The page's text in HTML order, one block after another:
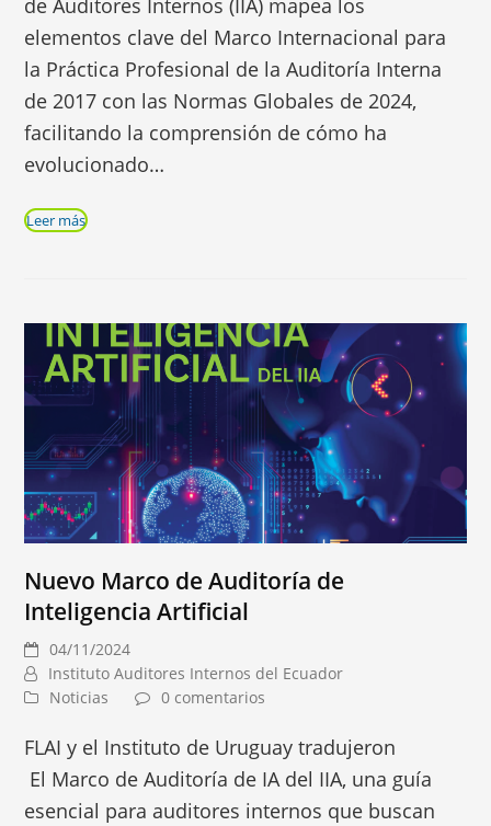
elementos clave del Marco Internacional para
la Práctica Profesional de la Auditoría Interna
de 2017 con las Normas Globales de 2024,
facilitando la comprensión de cómo ha
evolucionado…
Leer más
Nuevo Marco de Auditoría de
Inteligencia Artificial
04/11/2024
Instituto Auditores Internos del Ecuador
Noticias
0 comentarios
FLAI y el Instituto de Uruguay tradujeron
El Marco de Auditoría de IA del IIA, una guía
esencial para auditores internos que buscan